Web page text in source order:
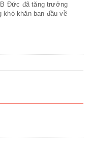
Đức đã tăng trưởng
khó khăn ban đầu về